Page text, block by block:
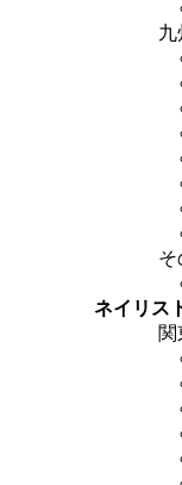
九
そ
ネイリス
関